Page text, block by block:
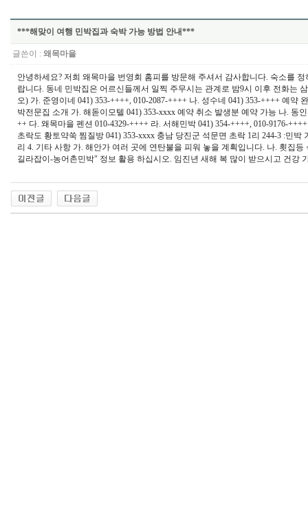
***해맞이 여행 민박집과 숙박 가능 방법 안내***
글쓴이 : 왜목마을
안녕하세요? 저희 왜목마을 번영회 홈피를 방문해 주셔서 감사합니다. 숙소를
랍니다. 동네 민박집은 어르신들께서 일찍 주무시는 관계로 밤9시 이후 전화는
오) 가. 준영이네 041) 353-++++, 010-2087-++++ 나. 성수네 041) 353-++++ 예
박전문집 소개 가. 해돋이모텔 041) 353-xxxx 예약 취소 발생분 예약 가능 나. 동
++ 다. 왜목마을 펜션 010-4329-++++ 라. 서해민박 041) 354-++++, 010-9176-
초락도 황토약쑥 찜질방 041) 353-xxxx 충남 당진군 석문면 초락 1리 244-3 :민
리 4. 기타 사항 가. 해안가 여러 곳에 연탄불을 피워 놓을 계획입니다. 나. 횟집
길라잡이-농어촌민박" 정보 활용 하십시오. 임진년 새해 복 많이 받으시고 건강